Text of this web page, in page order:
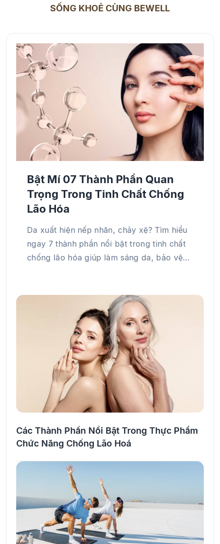
trị các ca bệnh phức tạp mà còn là giảng viên
Bên cạnh khám chữa bệnh, sự nghiệp y tế của
Bác sĩ Phượng còn được đánh dấu bằng nhiều
công trình nghiên cứu chuyên ngành, các bài
báo khoa học được đăng tải trong và ngoài
nước, đặc biệt trong lĩnh vực nội khoa lâm
sàng, tim mạch và quản lý bệnh mãn tính.
SỐNG KHOẺ CÙNG BEWELL
Bật Mí 07 Thành Phần Quan
Trọng Trong Tinh Chất Chống
Lão Hóa
Da xuất hiện nếp nhăn, chảy xệ? Tìm hiểu
ngay 7 thành phần nổi bật trong tinh chất
chống lão hóa giúp làm sáng da, bảo vệ
Các Thành Phần Nổi Bật Trong Thực Phẩm
Chức Năng Chống Lão Hoá